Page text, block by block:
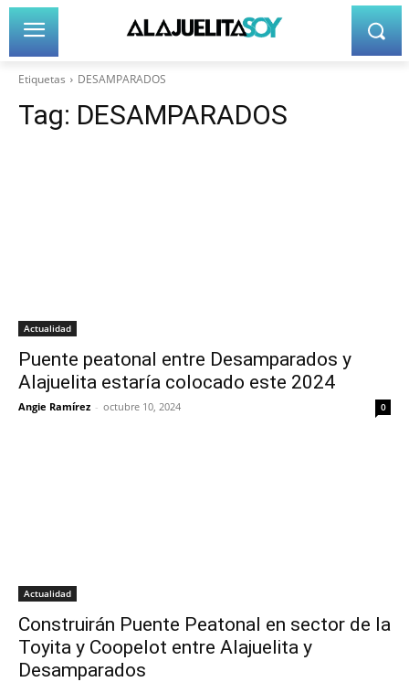
Etiquetas DESAMPARADOS
Tag: DESAMPARADOS
Actualidad
Puente peatonal entre Desamparados y
Alajuelita estaría colocado este 2024
Angie Ramírez - octubre 10, 2024 0
Actualidad
Construirán Puente Peatonal en sector de la
Toyita y Coopelot entre Alajuelita y
Desamparados